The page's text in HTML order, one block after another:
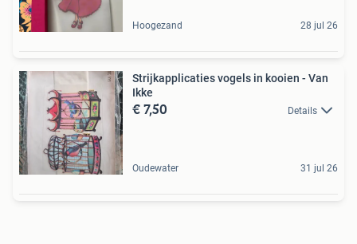
Hoogezand 28 jul 26
Strijkapplicaties vogels in kooien - Van
Ikke
€ 7,50 Details
Oudewater 31 jul 26